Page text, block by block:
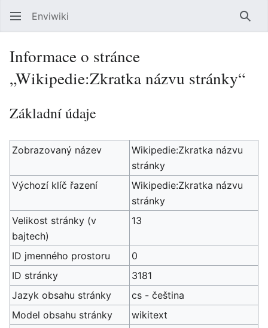
Enviwiki
Informace o stránce
„Wikipedie:Zkratka názvu stránky“
Základní údaje
Zobrazovaný název
Wikipedie:Zkratka názvu
stránky
Výchozí klíč řazení
Wikipedie:Zkratka názvu
stránky
Velikost stránky (v
bajtech)
13
ID jmenného prostoru
0
ID stránky
3181
Jazyk obsahu stránky
cs - čeština
Model obsahu stránky
wikitext